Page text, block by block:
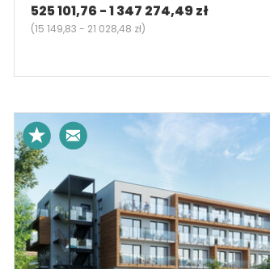
525 101,76 - 1 347 274,49 zł
(15 149,83 - 21 028,48 zł)